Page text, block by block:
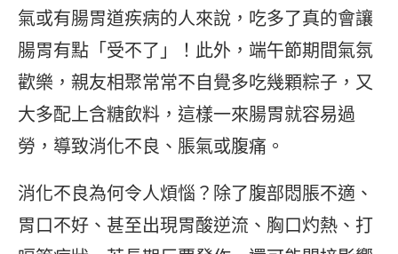
氣或有腸胃道疾病的人來說，吃多了真的會讓
腸胃有點「受不了」！此外，端午節期間氣氛
歡樂，親友相聚常常不自覺多吃幾顆粽子，又
大多配上含糖飲料，這樣一來腸胃就容易過
勞，導致消化不良、脹氣或腹痛。
消化不良為何令人煩惱？除了腹部悶脹不適、
胃口不好、甚至出現胃酸逆流、胸口灼熱、打